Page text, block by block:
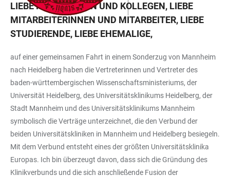
LIEBE KOLLEGINNEN UND KOLLEGEN, LIEBE
MITARBEITERINNEN UND MITARBEITER, LIEBE
STUDIERENDE, LIEBE EHEMALIGE,
auf einer gemeinsamen Fahrt in einem Sonderzug von Mannheim
nach Heidelberg haben die Vertreterinnen und Vertreter des
baden-württembergischen Wissenschaftsministeriums, der
Universität Heidelberg, des Universitätsklinikums Heidelberg, der
Stadt Mannheim und des Universitätsklinikums Mannheim
symbolisch die Verträge unterzeichnet, die den Verbund der
beiden Universitätskliniken in Mannheim und Heidelberg besiegeln.
Mit dem Verbund entsteht eines der größten Universitätsklinika
Europas. Ich bin überzeugt davon, dass sich die Gründung des
Klinikverbunds und die sich anschließende Fusion der